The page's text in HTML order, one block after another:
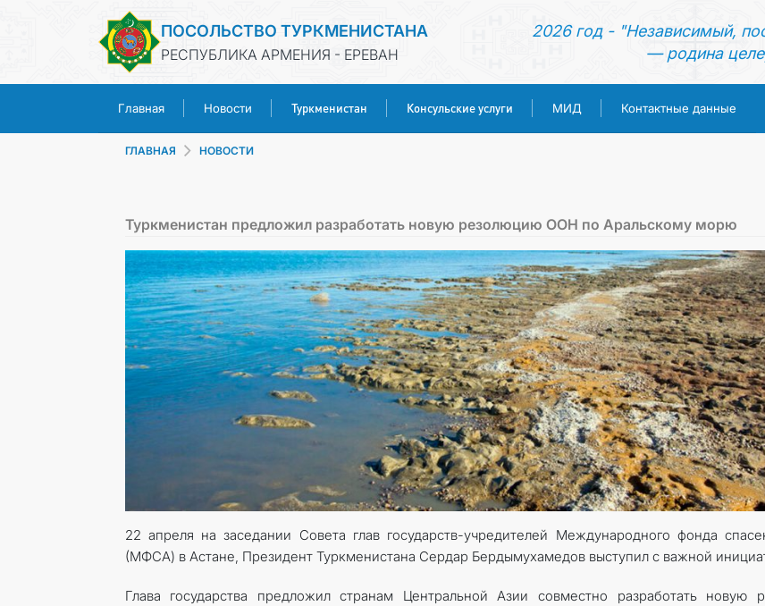
ПОСОЛЬСТВО ТУРКМЕНИСТАНА
РЕСПУБЛИКА АРМЕНИЯ - ЕРЕВАН
2026 год - "Независимый,
— родина
Главная Новости Туркменистан Консульские услуги МИД Контактные данные
ТУРКМЕНИСТАН
КОНСУЛЬСКИЕ УСЛУГИ
МИД
КОНТАКТНЫЕ ДАННЫЕ
ГЛАВНАЯ НОВОСТИ
Туркменистан предложил разработать новую резолюцию ООН по Аральскому морю
22 апреля на заседании Совета глав государств-учредителей Международного фонда
(МФСА) в Астане, Президент Туркменистана Сердар Бердымухамедов выступил с важной
Глава государства предложил странам Центральной Азии совместно разработать новую